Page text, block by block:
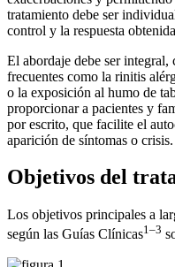
tratamiento debe ser
control y la respuesta
El abordaje debe ser
frecuentes como la rinitis
o la exposición al humo de
proporcionar a pacientes y
por escrito, que facilite el
aparición de síntomas o crisis.
Objetivos del
Los objetivos principales a
según las Guías Clínicas1–3